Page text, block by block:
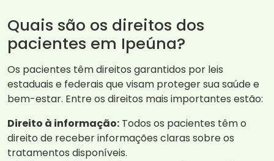
Quais são os direitos dos
pacientes em Ipeúna?
Os pacientes têm direitos garantidos por leis
estaduais e federais que visam proteger sua saúde e
bem-estar. Entre os direitos mais importantes estão:
Direito à informação: Todos os pacientes têm o
direito de receber informações claras sobre os
tratamentos disponíveis.